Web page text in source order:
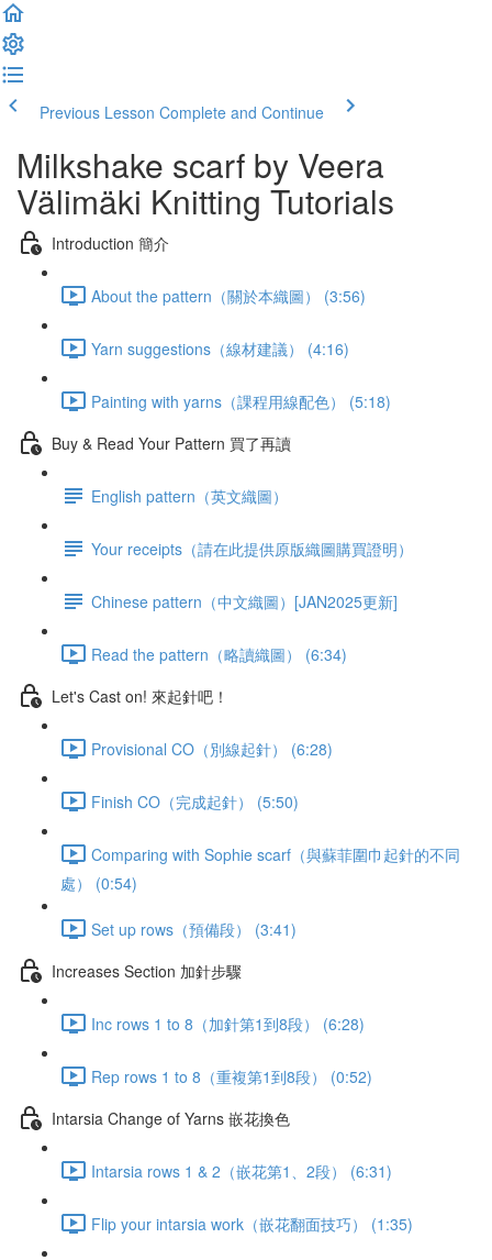
Previous Lesson Complete and Continue
Milkshake scarf by Veera
Välimäki Knitting Tutorials
Introduction 簡介
About the pattern（關於本織圖） (3:56)
Yarn suggestions（線材建議） (4:16)
Painting with yarns（課程用線配色） (5:18)
Buy & Read Your Pattern 買了再讀
English pattern（英文織圖）
Your receipts（請在此提供原版織圖購買證明）
Chinese pattern（中文織圖）[JAN2025更新]
Read the pattern（略讀織圖） (6:34)
Let's Cast on! 來起針吧！
Provisional CO（別線起針） (6:28)
Finish CO（完成起針） (5:50)
Comparing with Sophie scarf（與蘇菲圍巾起針的不同
處） (0:54)
Set up rows（預備段） (3:41)
Increases Section 加針步驟
Inc rows 1 to 8（加針第1到8段） (6:28)
Rep rows 1 to 8（重複第1到8段） (0:52)
Intarsia Change of Yarns 嵌花換色
Intarsia rows 1 & 2（嵌花第1、2段） (6:31)
Flip your intarsia work（嵌花翻面技巧） (1:35)